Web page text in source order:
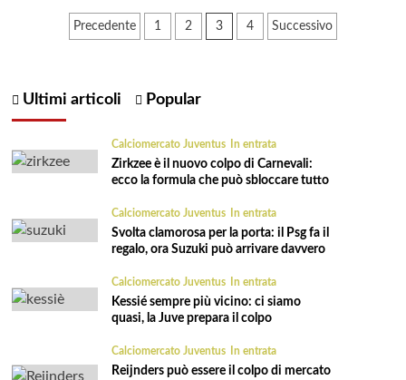
Paginazione
articoli
Precedente 1 2 3 4 Successivo
Ultimi articoli Popular
Calciomercato Juventus In entrata
Zirkzee è il nuovo colpo di Carnevali:
ecco la formula che può sbloccare tutto
Calciomercato Juventus In entrata
Svolta clamorosa per la porta: il Psg fa il
regalo, ora Suzuki può arrivare davvero
Calciomercato Juventus In entrata
Kessié sempre più vicino: ci siamo
quasi, la Juve prepara il colpo
Calciomercato Juventus In entrata
Reijnders può essere il colpo di mercato